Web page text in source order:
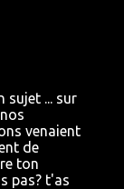
sujet ... sur
venaient
de
ton
pas? t'as